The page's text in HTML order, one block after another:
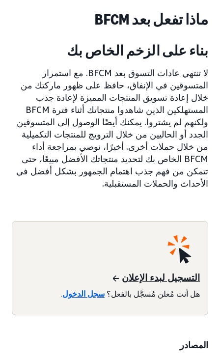
ماذا تفعل بعد BFCM
بناء على الزخم الخاص بك
لا تنتهي عادات التسوق بعد BFCM. مع استمرار
المتسوقين في الإنفاق، حافظ على ظهور ماركتك من
خلال إعادة تسويق المنتجات المميزة لإعادة جذب
المستهلكين الذين شاهدوا منتجاتك أثناء فترة BFCM
ولكنهم لم يشتروا. يمكنك أيضًا الوصول إلى المتسوقين
الجدد أو الحاليين من خلال الترويج للمنتجات التكميلية
من خلال حملات أخرى. أخيرًا، نوصي بمراجعة أداء
BFCM الخاص بك لتحديد منتجاتك الأفضل مبيعًا، حتى
تتمكن من فهم جذب اهتمام الجمهور بشكل أفضل في
الأحداث والحملات المستقبلية.
التسجيل لبدء الإعلان
هل أنت مُعلن مُسجَّل بالفعل؟ سجل الدخول.
المصادر